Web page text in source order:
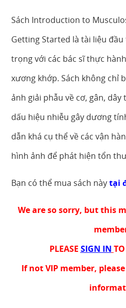
Sách Introduction to
Getting Started là tài liệu
trọng với các bác sĩ thực
xương khớp. Sách không chỉ
ảnh giải phẫu về cơ, gân, dây
dấu hiệu nhiễu gây dương
dẫn khá cụ thể về các vận
hình ảnh để phát hiện tổn
Bạn có thể mua sách nàytại
We are so sorry, but this
PLEASE SIGN IN
If not VIP member, please